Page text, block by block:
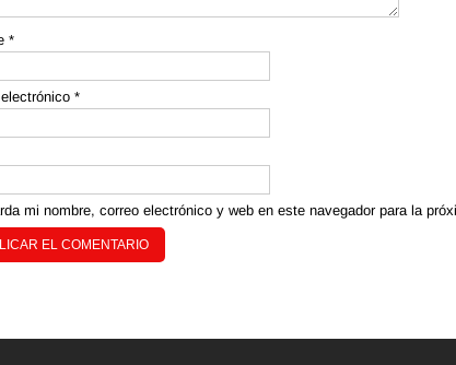
*
*
mi nombre, correo electrónico y web en este navegador para la